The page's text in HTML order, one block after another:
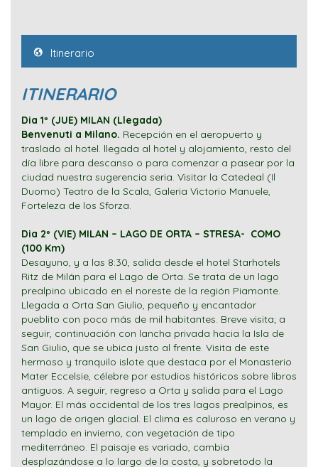
Itinerario
ITINERARIO
Dia 1º (JUE) MILAN (Llegada)
Benvenuti a Milano. Recepción en el aeropuerto y
traslado al hotel. llegada al hotel y alojamiento, resto del
día libre para descanso o para comenzar a pasear por la
ciudad nuestra sugerencia seria. Visitar la Catedeal (Il
Duomo) Teatro de la Scala, Galeria Victorio Manuele,
Forteleza de los Sforza.
Dia 2º (VIE) MILAN – LAGO DE ORTA – STRESA- COMO
(100 Km)
Desayuno, y a las 8:30, salida desde el hotel Starhotels
Ritz de Milán para el Lago de Orta. Se trata de un lago
prealpino ubicado en el noreste de la región Piamonte.
Llegada a Orta San Giulio, pequeño y encantador
pueblito con poco más de mil habitantes. Breve visita; a
seguir, continuación con lancha privada hacia la Isla de
San Giulio, que se ubica justo al frente. Visita de este
hermoso y tranquilo islote que destaca por el Monasterio
Mater Eccelsie, célebre por estudios históricos sobre libros
antiguos. A seguir, regreso a Orta y salida para el Lago
Mayor. El más occidental de los tres lagos prealpinos, es
un lago de origen glacial. El clima es caluroso en verano y
templado en invierno, con vegetación de tipo
mediterráneo. El paisaje es variado, cambia
desplazándose a lo largo de la costa, y sobretodo la